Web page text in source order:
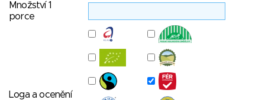
Množství 1
porce
Loga a ocenění